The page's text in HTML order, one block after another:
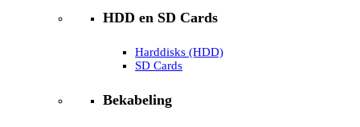
HDD en SD Cards
Harddisks (HDD)
SD Cards
Bekabeling